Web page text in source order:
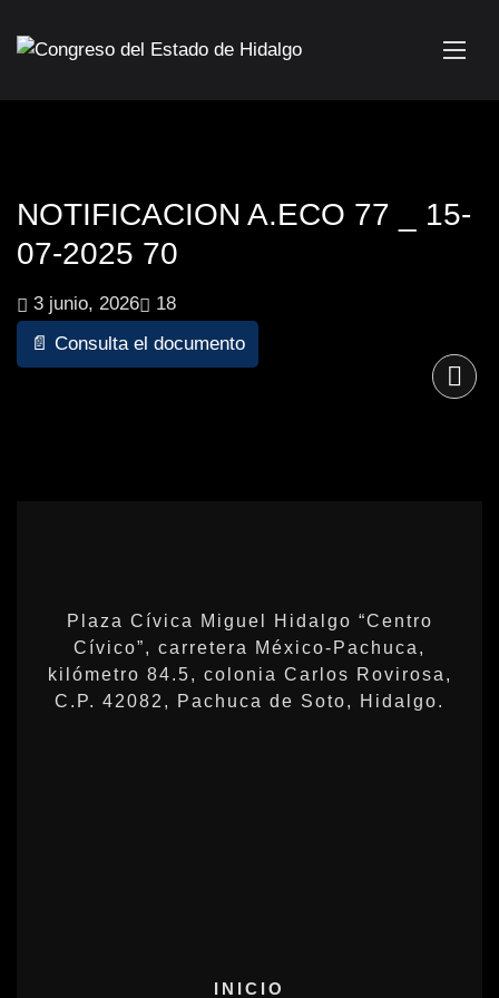
NOTIFICACION A.ECO 77 _ 15-
07-2025 70
3 junio, 2026
18
📄 Consulta el documento
Plaza Cívica Miguel Hidalgo “Centro
Cívico”, carretera México-Pachuca,
kilómetro 84.5, colonia Carlos Rovirosa,
C.P. 42082, Pachuca de Soto, Hidalgo.
INICIO